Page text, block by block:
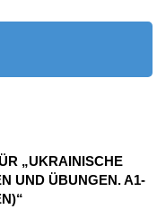
„UKRAINISCHE
UND ÜBUNGEN. A1-